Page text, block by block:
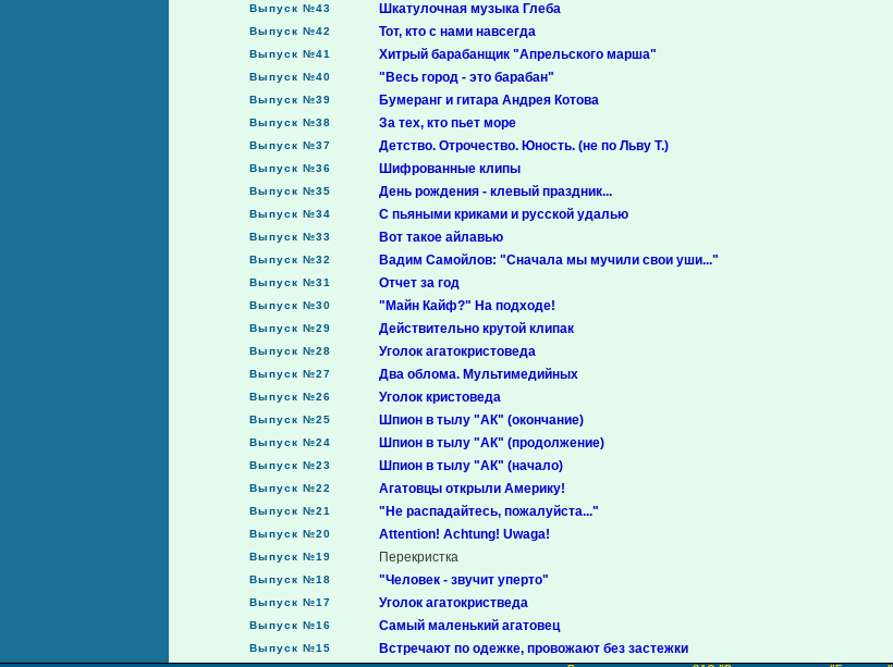
Выпуск №43 Шкатулочная музыка Глеба
Выпуск №42 Тот, кто с нами навсегда
Выпуск №41 Хитрый барабанщик "Апрельского марша"
Выпуск №40 "Весь город - это барабан"
Выпуск №39 Бумеранг и гитара Андрея Котова
Выпуск №38 За тех, кто пьет море
Выпуск №37 Детство. Отрочество. Юность. (не по Льву Т.)
Выпуск №36 Шифрованные клипы
Выпуск №35 День рождения - клевый праздник...
Выпуск №34 С пьяными криками и русской удалью
Выпуск №33 Вот такое айлавью
Выпуск №32 Вадим Самойлов: "Сначала мы мучили свои уши..."
Выпуск №31 Отчет за год
Выпуск №30 "Майн Кайф?" На подходе!
Выпуск №29 Действительно крутой клипак
Выпуск №28 Уголок агатокристоведа
Выпуск №27 Два облома. Мультимедийных
Выпуск №26 Уголок кристоведа
Выпуск №25 Шпион в тылу "АК" (окончание)
Выпуск №24 Шпион в тылу "АК" (продолжение)
Выпуск №23 Шпион в тылу "АК" (начало)
Выпуск №22 Агатовцы открыли Америку!
Выпуск №21 "Не распадайтесь, пожалуйста..."
Выпуск №20 Attention! Achtung! Uwaga!
Выпуск №19 Перекристка
Выпуск №18 "Человек - звучит уперто"
Выпуск №17 Уголок агатокристведа
Выпуск №16 Самый маленький агатовец
Выпуск №15 Встречают по одежке, провожают без застежки